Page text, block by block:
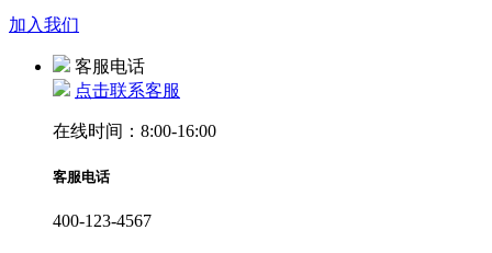
加入我们
客服电话
点击联系客服
在线时间：8:00-16:00
客服电话
400-123-4567